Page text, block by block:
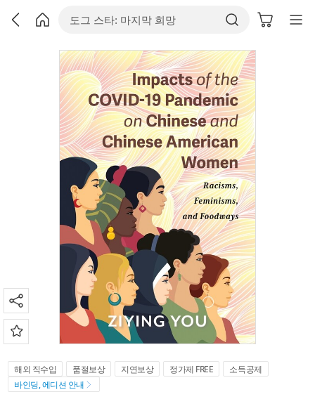
해외 직수입 품절보상 지연보상 정가제 FREE
소득공제
바인딩, 에디션 안내